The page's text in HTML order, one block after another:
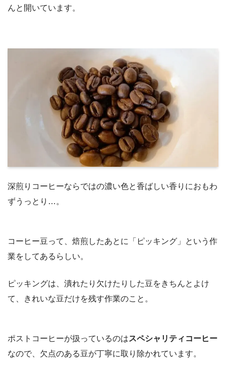
んと開いています。
深煎りコーヒーならではの濃い色と香ばしい香りにおもわ
ずうっとり…。
コーヒー豆って、焙煎したあとに「ピッキング」という作
業をしてあるらしい。
ピッキングは、潰れたり欠けたりした豆をきちんとよけ
て、きれいな豆だけを残す作業のこと。
ポストコーヒーが扱っているのはスペシャリティコーヒー
なので、欠点のある豆が丁寧に取り除かれています。